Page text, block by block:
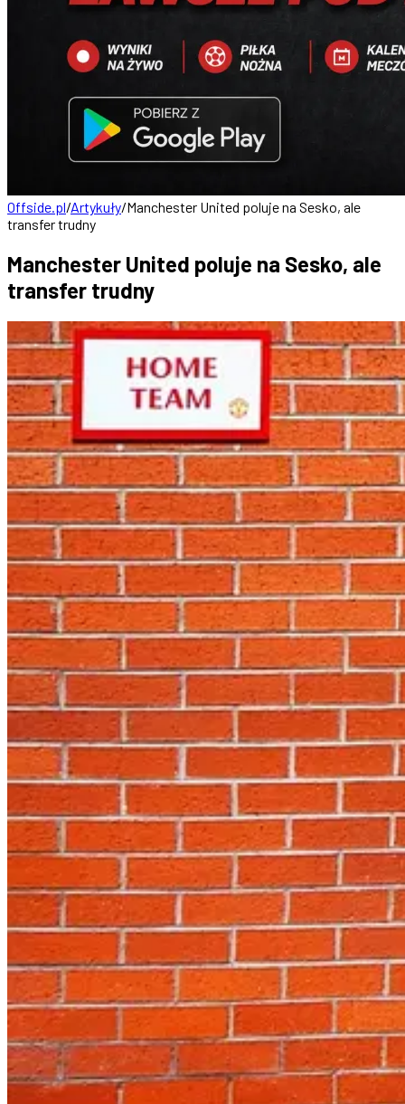
Offside.pl/Artykuły/Manchester United poluje na Sesko, ale
transfer trudny
Manchester United poluje na Sesko, ale
transfer trudny